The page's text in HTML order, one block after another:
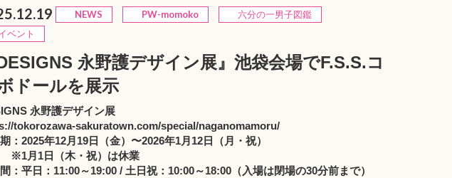
NEWS PW-momoko
六分の一男子図鑑
ベント
DESIGNS 永野護デザイン展』池袋会場でF.S.S.コ
ドールを展示
永野護デザイン展
tokorozawa-sakuratown.com/special/naganomamoru/
：2025年12月19日（金）〜2026年1月12日（月・祝）
1日（木・祝）は休業
：平日：11:00～19:00 / 土日祝：10:00～18:00（入場は閉場の30分前まで）